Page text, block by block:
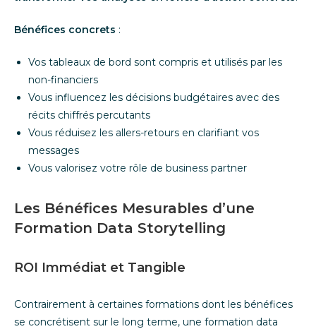
Bénéfices concrets :
Vos tableaux de bord sont compris et utilisés par les
non-financiers
Vous influencez les décisions budgétaires avec des
récits chiffrés percutants
Vous réduisez les allers-retours en clarifiant vos
messages
Vous valorisez votre rôle de business partner
Les Bénéfices Mesurables d’une
Formation Data Storytelling
ROI Immédiat et Tangible
Contrairement à certaines formations dont les bénéfices
se concrétisent sur le long terme, une formation data